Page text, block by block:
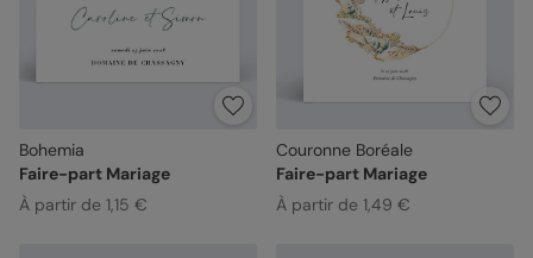
Bohemia
Faire-part Mariage
À partir de 1,15 €
Couronne Boréale
Faire-part Mariage
À partir de 1,49 €